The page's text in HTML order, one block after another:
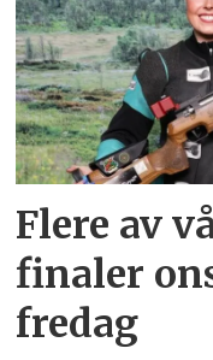
Flere av
finaler
fredag